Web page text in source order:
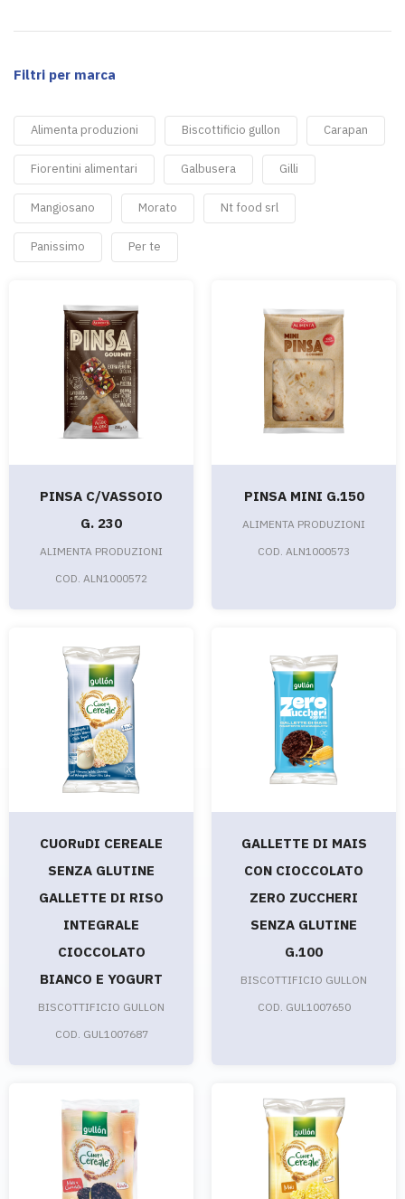
Filtri per marca
Alimenta produzioni Biscottificio gullon Carapan
Fiorentini alimentari Galbusera Gilli
Mangiosano Morato Nt food srl
Panissimo Per te
PINSA C/VASSOIO
G. 230
ALIMENTA PRODUZIONI
COD. ALN1000572
PINSA MINI G.150
ALIMENTA PRODUZIONI
COD. ALN1000573
CUORuDI CEREALE
SENZA GLUTINE
GALLETTE DI RISO
INTEGRALE
CIOCCOLATO
BIANCO E YOGURT
BISCOTTIFICIO GULLON
COD. GUL1007687
GALLETTE DI MAIS
CON CIOCCOLATO
ZERO ZUCCHERI
SENZA GLUTINE
G.100
BISCOTTIFICIO GULLON
COD. GUL1007650